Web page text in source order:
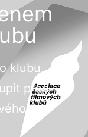
klubu
před